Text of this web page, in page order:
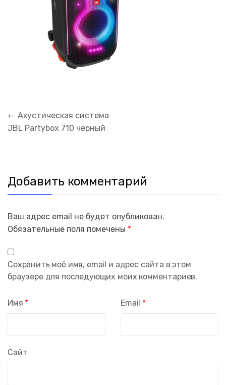
Навигация
по
← Акустическая система
JBL Partybox 710 черный
Добавить комментарий
Ваш адрес email не будет опубликован.
Обязательные поля помечены *
Имя * Email *
Сайт
Сохранить моё имя, email и адрес сайта в этом
браузере для последующих моих комментариев.